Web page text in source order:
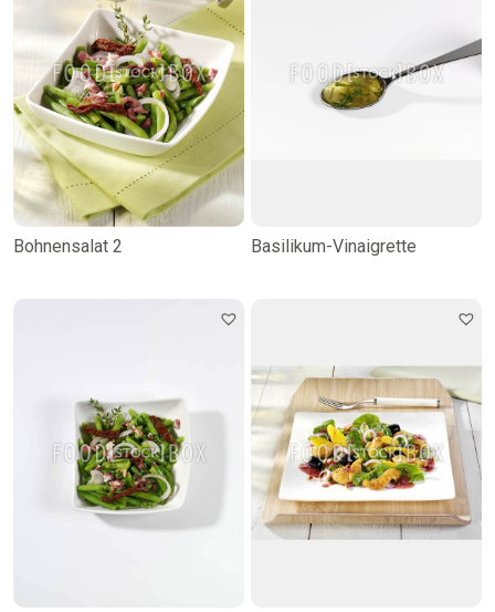
Bohnensalat 2 Basilikum-Vinaigrette